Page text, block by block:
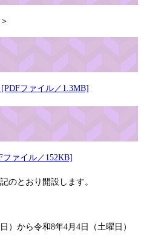
ファイル／1.3MB]
ァイル／152KB]
のとおり開設します。
）から令和8年4月4日（土曜日）